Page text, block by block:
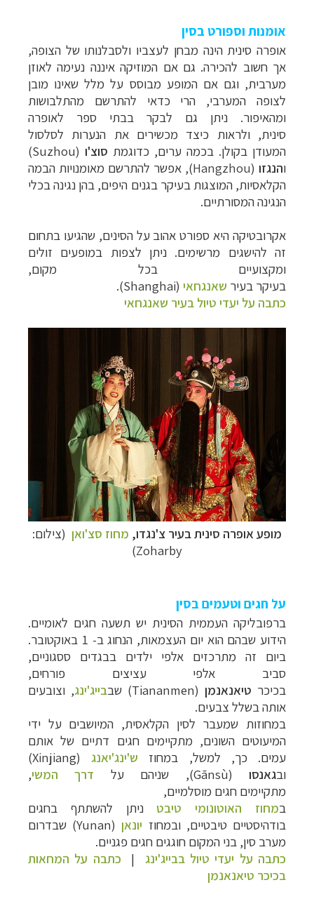
אומנות וספורט בסין
אופרה סינית הינה מבחן לעצביו ולסבלנותו של הצופה,
אך חשוב להכירה. גם אם המוזיקה איננה נעימה לאוזן
מערבית, וגם אם המופע מבוסס על מלל שאינו מובן
לצופה המערבי, הרי כדאי להתרשם מהתלבושות
ומהאיפור. ניתן גם לבקר בבתי ספר לאופרה
סינית, ולראות כיצד מכשירים את הנערות לסלסול
המעודן בקולן. בכמה ערים, כדוגמת סוצ'ו (
Suzhou
)
והנגזו (
Hangzhou), אפשר להתרשם מאומנויות הבמה
הקלאסיות, המוצגות בעיקר בגנים היפים, בהן נגינה בכלי
הנגינה המסורתיים.
אקרובטיקה היא ספורט אהוב על הסינים, שהגיעו בתחום
זה להישגים מרשימים. ניתן לצפות במופעים זולים
ומקצועיים בכל מקום,
בעיקר בעיר שאנגחאי (
Shanghai
).
כתבה על יעדי טיול בעיר שאנגחאי
מופע אופרה סינית בעיר צ'נגדו, מחוז סצ'ואן (צילום:
Zoharby)
על חגים וטעמים בסין
ברפובליקה העממית הסינית יש תשעה חגים לאומיים.
הידוע שבהם הוא יום העצמאות, הנחוג ב- 1 באוקטובר.
ביום זה מתרכזים אלפי ילדים בבגדים ססגוניים,
סביב אלפי עציצים פורחים,
בכיכר טיאנאנמן (
Tiananmen) שבבייג'ינג, וצובעים
אותה בשלל צבעים.
במחוזות שמעבר לסין הקלאסית, המיושבים על ידי
המיעוטים השונים, מתקיימים חגים דתיים של אותם
עמים. כך, למשל, במחוז ש'ינג'יאנג(
Xinjiang
)
ובגאנסו (
Gānsù), שניהם על דרך המשי,
מתקיימים חגים מוסלמיים,
במחוז האוטונומי טיבט
ניתן להשתתף בחגים
בודהיסטיים טיבטיים, ובמחוז יונאן(
Yunan) שבדרום
מערב סין, בני המקום חוגגים חגים פגניים.
כתבה על יעדי טיול בבייג'ינג | כתבה על המחאות
בכיכר טיאנאנמן